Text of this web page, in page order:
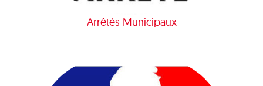
Arrêtés Municipaux